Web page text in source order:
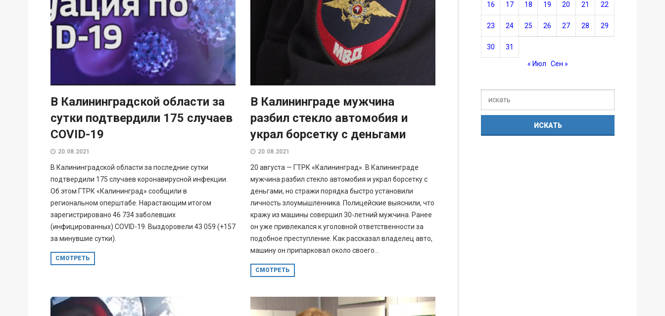
В Калининградской области за
сутки подтвердили 175 случаев
COVID-19
20.08.2021
В Калининградской области за последние сутки
подтвердили 175 случаев коронавирусной инфекции.
Об этом ГТРК «Калининград» сообщили в
региональном оперштабе. Нарастающим итогом
зарегистрировано 46 734 заболевших
(инфицированных) COVID-19. Выздоровели 43 059 (+157
за минувшие сутки).
СМОТРЕТЬ
В Калининграде мужчина
разбил стекло автомобия и
украл борсетку с деньгами
20.08.2021
20 августа — ГТРК «Калининград». В Калининграде
мужчина разбил стекло автомобия и украл борсетку с
деньгами, но стражи порядка быстро установили
личность злоумышленника. Полицейские выяснили, что
кражу из машины совершил 30-летний мужчина. Ранее
он уже привлекался к уголовной ответственности за
подобное преступление. Как рассказал владелец авто,
машину он припарковал около своего...
СМОТРЕТЬ
16 17 18 19 20 21 22
23 24 25 26 27 28 29
30 31
« Июл Сен »